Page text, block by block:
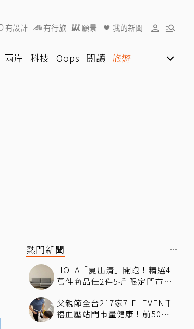
有設計 有行旅 願景 我的新聞
兩岸 科技 Oops 閱讀 旅遊
熱門新聞
HOLA「夏出清」開跑！精選4
萬件商品任2件5折 限定門市絕
父親節全台217家7-ELEVEN千
禧血壓站門市量健康！前50名